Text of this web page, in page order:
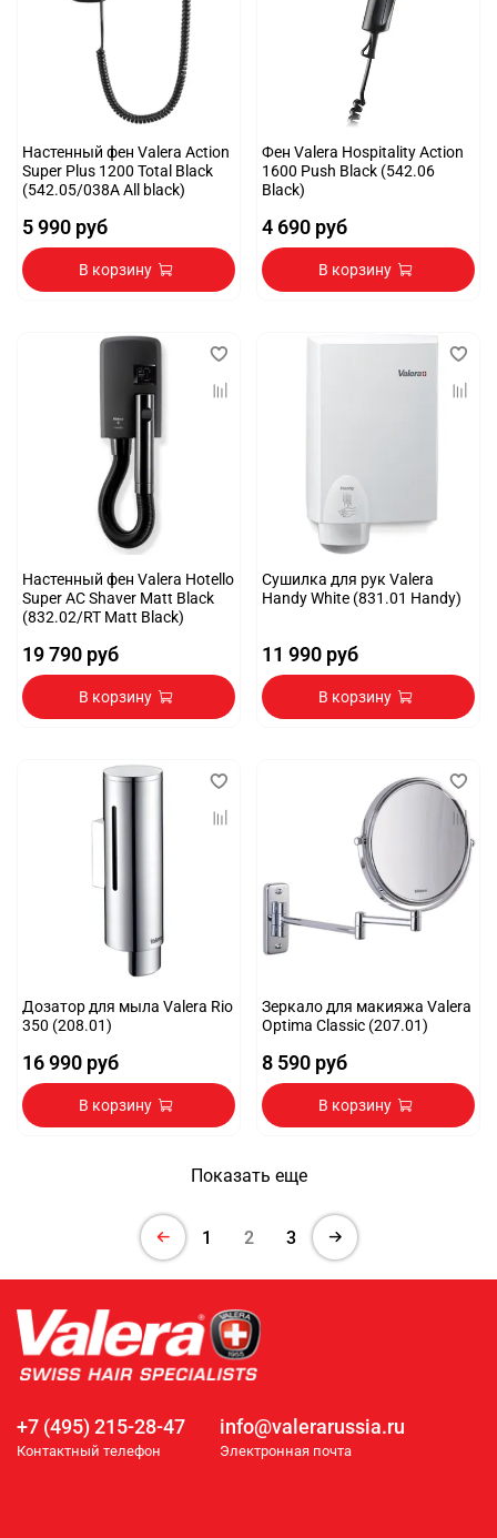
Настенный фен Valera Action
Super Plus 1200 Total Black
(542.05/038A All black)
5 990 руб
В корзину
Фен Valera Hospitality Action
1600 Push Black (542.06
Black)
4 690 руб
В корзину
Настенный фен Valera Hotello
Super AC Shaver Matt Black
(832.02/RT Matt Black)
19 790 руб
В корзину
Сушилка для рук Valera
Handy White (831.01 Handy)
11 990 руб
В корзину
Дозатор для мыла Valera Rio
350 (208.01)
16 990 руб
В корзину
Зеркало для макияжа Valera
Optima Classic (207.01)
8 590 руб
В корзину
Показать еще
1 2 3
+7 (495) 215-28-47
Контактный телефон
info@valerarussia.ru
Электронная почта